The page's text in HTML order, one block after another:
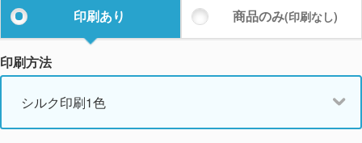
ナチュラルホワイト 個
ライトグリーン 個
印刷あり 商品のみ(印刷なし)
印刷方法
シルク印刷1色